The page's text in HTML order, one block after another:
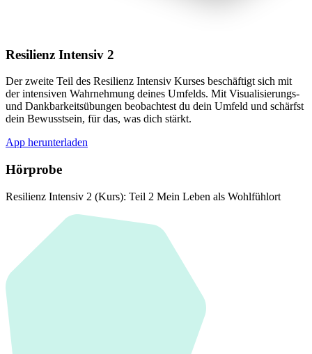
Resilienz Intensiv 2
Der zweite Teil des Resilienz Intensiv Kurses beschäftigt sich mit
der intensiven Wahrnehmung deines Umfelds. Mit Visualisierungs-
und Dankbarkeitsübungen beobachtest du dein Umfeld und schärfst
dein Bewusstsein, für das, was dich stärkt.
App herunterladen
Hörprobe
Resilienz Intensiv 2 (Kurs): Teil 2 Mein Leben als Wohlfühlort